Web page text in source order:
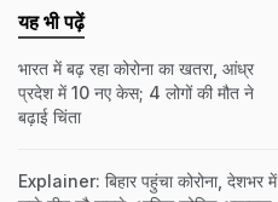
यह भी पढ़ें
भारत में बढ़ रहा कोरोना का खतरा, आंध्र
प्रदेश में 10 नए केस; 4 लोगों की मौत ने
बढ़ाई च‍िंता
Explainer: बिहार पहुंचा कोरोना, देशभर में